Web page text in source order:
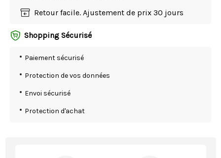
Retour facile. Ajustement de prix 30 jours
Shopping Sécurisé
Paiement sécurisé
Protection de vos données
Envoi sécurisé
Protection d'achat